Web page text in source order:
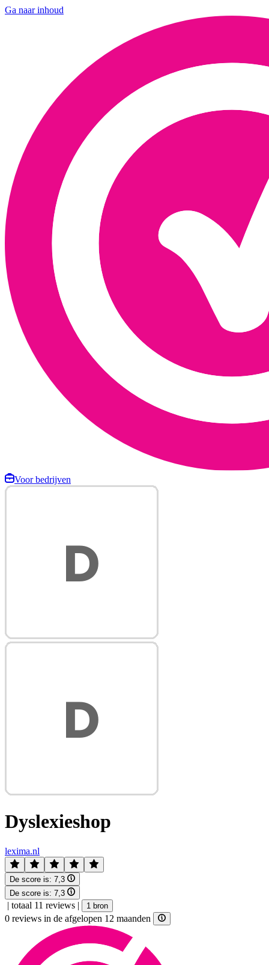
Ga naar inhoud
Voor bedrijven
Dyslexieshop
lexima.nl
De score is: 7,3
De score is: 7,3
| totaal 11 reviews | 1 bron
0 reviews in de afgelopen 12 maanden